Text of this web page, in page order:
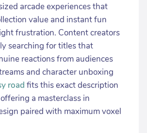
arcade experiences that
value and instant fun
frustration. Content creators
searching for titles that
reactions from audiences
and character unboxing
road fits this exact description
a masterclass in
paired with maximum voxel